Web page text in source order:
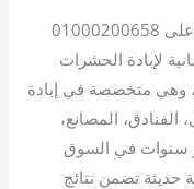
الشركة الألمانية لإبادة الحشرات – اتصل على 01000200658
لإبادة الحشرات
وهي متخصصة في إبادة
المصانع،
سنوات في السوق
حديثة تضمن نتائج